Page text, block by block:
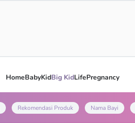
HomeBabyKidBig KidLifePregnancy
Rekomendasi Produk Nama Bayi